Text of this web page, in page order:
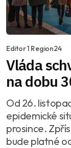
Editor 1 Region24
Vláda
na dobu
Od 26.
epidemické
prosince.
bude platné